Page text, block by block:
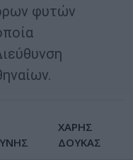
φυτών
ΧΑΡΗΣ
ΔΟΥΚΑΣ